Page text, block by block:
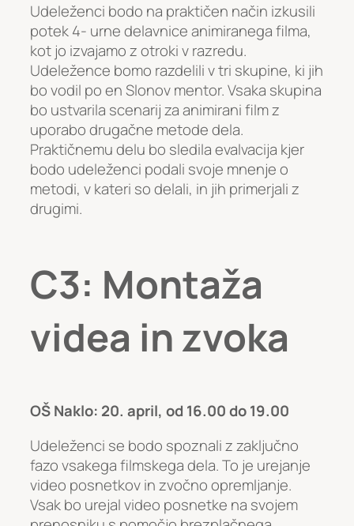
Udeleženci bodo na praktičen način izkusili
potek 4- urne delavnice animiranega filma,
kot jo izvajamo z otroki v razredu.
Udeležence bomo razdelili v tri skupine, ki jih
bo vodil po en Slonov mentor. Vsaka skupina
bo ustvarila scenarij za animirani film z
uporabo drugačne metode dela.
Praktičnemu delu bo sledila evalvacija kjer
bodo udeleženci podali svoje mnenje o
metodi, v kateri so delali, in jih primerjali z
drugimi.
C3: Montaža
videa in zvoka
OŠ Naklo: 20. april, od 16.00 do 19.00
Udeleženci se bodo spoznali z zaključno
fazo vsakega filmskega dela. To je urejanje
video posnetkov in zvočno opremljanje.
Vsak bo urejal video posnetke na svojem